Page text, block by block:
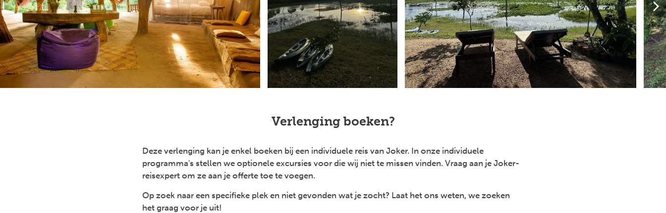
Verlenging boeken?
Deze verlenging kan je enkel boeken bij een individuele reis van Joker. In onze individuele
programma's stellen we optionele excursies voor die wij niet te missen vinden. Vraag aan je Joker-
reisexpert om ze aan je offerte toe te voegen.
Op zoek naar een specifieke plek en niet gevonden wat je zocht? Laat het ons weten, we zoeken
het graag voor je uit!